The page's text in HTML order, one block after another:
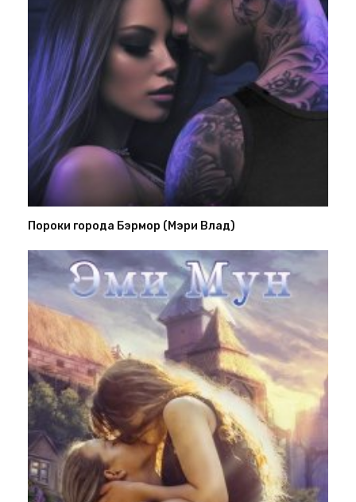
Пороки города Бэрмор (Мэри Влад)